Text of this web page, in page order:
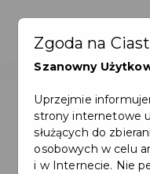
Zgoda na
Szanowny
Uprzejmie
strony internetowe
służących do
osobowych w celu
i w Internecie. Nie